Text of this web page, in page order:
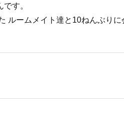
す。
ルームメイト達と10ねんぶりに